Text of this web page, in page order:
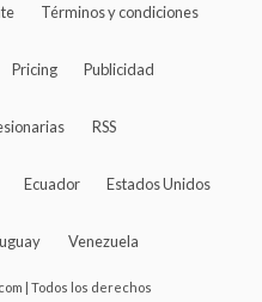
Términos y condiciones
Pricing Publicidad
RSS
Ecuador Estados Unidos
Venezuela
| Todos los derechos